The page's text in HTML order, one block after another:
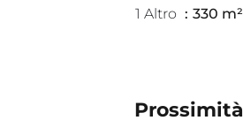
1 Altro
330 m²
Prossimità